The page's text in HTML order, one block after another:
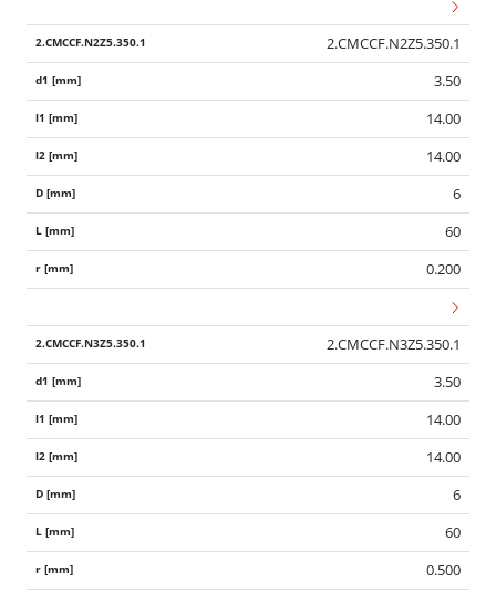
2.CMCCF.N2Z5.350.1
3.50
14.00
14.00
6
60
0.200
2.CMCCF.N3Z5.350.1
3.50
14.00
14.00
6
60
0.500